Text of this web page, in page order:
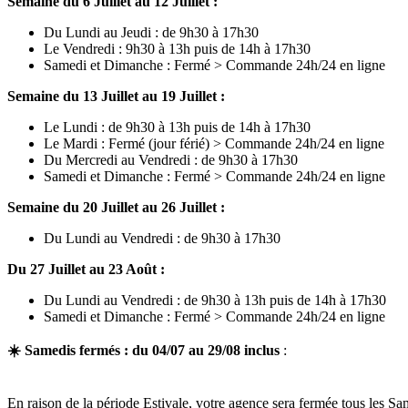
Du Lundi au Jeudi : de 9h30 à 17h30
Le Vendredi : 9h30 à 13h puis de 14h à 17h30
Samedi et Dimanche : Fermé > Commande 24h/24 en ligne
Semaine du 13 Juillet au 19 Juillet :
Le Lundi : de 9h30 à 13h puis de 14h à 17h30
Le Mardi : Fermé (jour férié) > Commande 24h/24 en ligne
Du Mercredi au Vendredi : de 9h30 à 17h30
Samedi et Dimanche : Fermé > Commande 24h/24 en ligne
Semaine du 20 Juillet au 26 Juillet :
Du Lundi au Vendredi : de 9h30 à 17h30
Du 27 Juillet au 23 Août :
Du Lundi au Vendredi : de 9h30 à 13h puis de 14h à 17h30
Samedi et Dimanche : Fermé > Commande 24h/24 en ligne
☀️ Samedis fermés : du 04/07 au 29/08 inclus :
En raison de la période Estivale, votre agence sera fermée tous les